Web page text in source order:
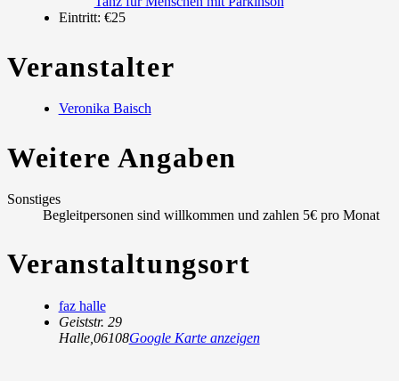
Eintritt: €25
Veranstalter
Veronika Baisch
Weitere Angaben
Sonstiges
Begleitpersonen sind willkommen und zahlen 5€ pro Monat
Veranstaltungsort
faz halle
Geiststr. 29
Halle, 06108Google Karte anzeigen